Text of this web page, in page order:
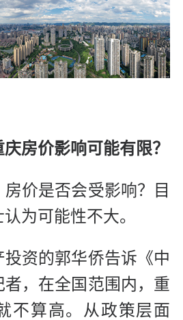
房价影响可能有限？
价是否会受影响？目
为可能性不大。
资的郭华侨告诉《中
者，在全国范围内，重
不算高。从政策层面